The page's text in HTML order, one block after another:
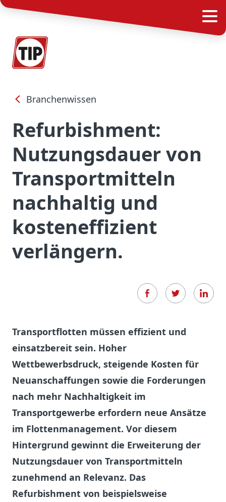
Branchenwissen
Refurbishment:
Nutzungsdauer von
Transportmitteln
nachhaltig und
kosteneffizient
verlängern.
Transportflotten müssen effizient und
einsatzbereit sein. Hoher
Wettbewerbsdruck, steigende Kosten für
Neuanschaffungen sowie die Forderungen
nach mehr Nachhaltigkeit im
Transportgewerbe erfordern neue Ansätze
im Flottenmanagement. Vor diesem
Hintergrund gewinnt die Erweiterung der
Nutzungsdauer von Transportmitteln
zunehmend an Relevanz. Das
Refurbishment von beispielsweise